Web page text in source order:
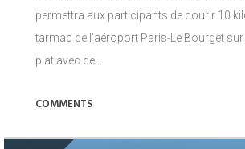
permettra aux participants de courir 10
tarmac de l’aéroport Paris-Le Bourget
plat avec de...
COMMENTS